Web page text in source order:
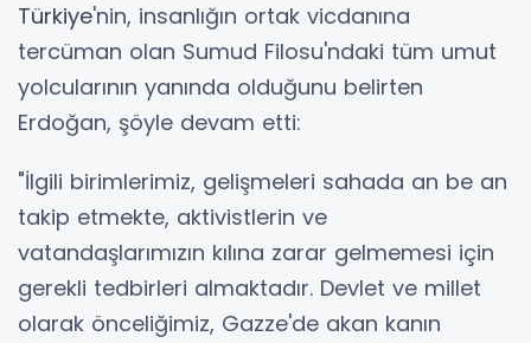
Türkiye'nin, insanlığın ortak vicdanına
tercüman olan Sumud Filosu'ndaki tüm umut
yolcularının yanında olduğunu belirten
Erdoğan, şöyle devam etti:
"İlgili birimlerimiz, gelişmeleri sahada an be an
takip etmekte, aktivistlerin ve
vatandaşlarımızın kılına zarar gelmemesi için
gerekli tedbirleri almaktadır. Devlet ve millet
olarak önceliğimiz, Gazze'de akan kanın